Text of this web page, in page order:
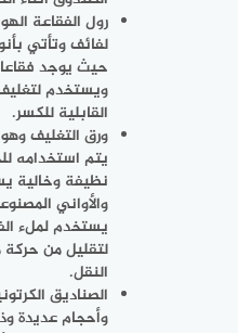
رول الفقاعة
لفائف وتأتي
حيث يوجد
ويستخدم
القابلية للكسر.
ورق التغليف
يتم استخدامه
نظيفة وخالية
والأواني
يستخدم لملء
لتقليل من حركة
النقل.
الصناديق
وأحجام عديدة